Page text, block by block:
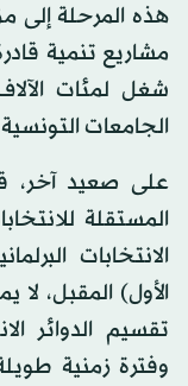
هذه المرحلة إلى
مشاريع تنمية
شغل لمئات
الجامعات
على صعيد آخر،
المستقلة
الأول) المقبل،
تقسيم الدوائر
وفترة زمنية